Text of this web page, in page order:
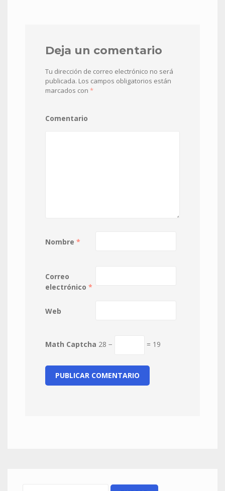
Deja un comentario
Tu dirección de correo electrónico no será
publicada. Los campos obligatorios están
marcados con *
Comentario
Nombre *
Correo
electrónico *
Web
Math Captcha 28 − = 19